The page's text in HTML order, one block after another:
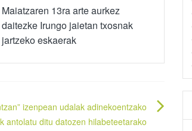
Maiatzaren 13ra arte aurkez
daitezke Irungo jaietan txosnak
jartzeko eskaerak
izenpean udalak adinekoentzako
antolatu ditu datozen hilabeteetarako